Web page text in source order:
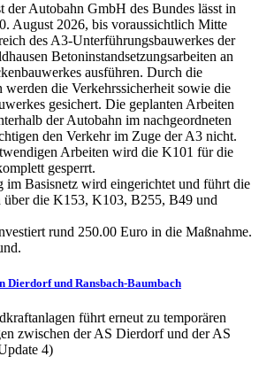
der Autobahn GmbH des Bundes lässt in
August 2026, bis voraussichtlich Mitte
des A3-Unterführungsbauwerkes der
Betoninstandsetzungsarbeiten an
ausführen. Durch die
werden die Verkehrssicherheit sowie die
gesichert. Die geplanten Arbeiten
der Autobahn im nachgeordneten
den Verkehr im Zuge der A3 nicht.
Arbeiten wird die K101 für die
gesperrt.
im Basisnetz wird eingerichtet und führt die
über die K153, K103, B255, B49 und
rund 250.00 Euro in die Maßnahme.
Dierdorf und Ransbach-Baumbach
führt erneut zu temporären
zwischen der AS Dierdorf und der AS
4)